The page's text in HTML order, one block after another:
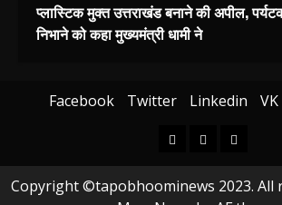
प्लास्टिक मुक्त उत्तराखंड बनाने की अपील,
निभाने को कहा मुख्यमंत्री धामी ने
Facebook Twitter Linkedin VK
HomeBlog Contact
Copyright ©tapobhoominews 2023. All